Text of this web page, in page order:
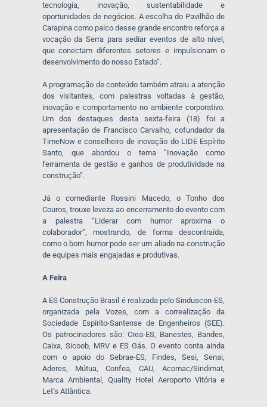
tecnologia, inovação, sustentabilidade e
oportunidades de negócios. A escolha do Pavilhão de
Carapina como palco desse grande encontro reforça a
vocação da Serra para sediar eventos de alto nível,
que conectam diferentes setores e impulsionam o
desenvolvimento do nosso Estado”.
A programação de conteúdo também atraiu a atenção
dos visitantes, com palestras voltadas à gestão,
inovação e comportamento no ambiente corporativo.
Um dos destaques desta sexta-feira (18) foi a
apresentação de Francisco Carvalho, cofundador da
TimeNow e conselheiro de inovação do LIDE Espírito
Santo, que abordou o tema “Inovação como
ferramenta de gestão e ganhos de produtividade na
construção”.
Já o comediante Rossini Macedo, o Tonho dos
Couros, trouxe leveza ao encerramento do evento com
a palestra “Liderar com humor aproxima o
colaborador”, mostrando, de forma descontraída,
como o bom humor pode ser um aliado na construção
de equipes mais engajadas e produtivas.
A Feira
A ES Construção Brasil é realizada pelo Sinduscon-ES,
organizada pela Vozes, com a correalização da
Sociedade Espírito-Santense de Engenheiros (SEE).
Os patrocinadores são: Crea-ES, Banestes, Bandes,
Caixa, Sicoob, MRV e ES Gás. O evento conta ainda
com o apoio do Sebrae-ES, Findes, Sesi, Senai,
Aderes, Mútua, Confea, CAU, Acomac/Sindimat,
Marca Ambiental, Quality Hotel Aeroporto Vitória e
Let’s Atlântica.